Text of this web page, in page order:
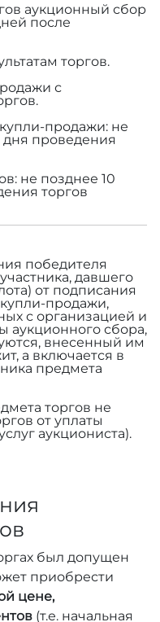
аукционный сбор
после
торгов.
с
продажи: не
дня проведения
не позднее 10
торгов
победителя
давшего
от подписания
продажи,
с организацией и
аукционного сбора,
внесенный им
а включается в
предмета
торгов не
от уплаты
аукциониста).
был допущен
приобрести
цене,
(т.е. начальная